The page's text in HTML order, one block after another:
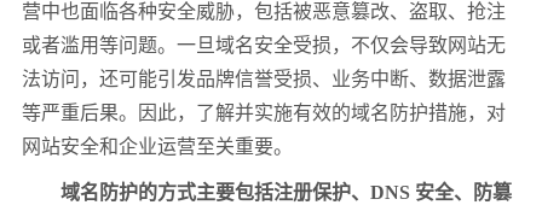
营中也面临各种安全威胁，包括被恶意篡改、盗取、抢注
或者滥用等问题。一旦域名安全受损，不仅会导致网站无
法访问，还可能引发品牌信誉受损、业务中断、数据泄露
等严重后果。因此，了解并实施有效的域名防护措施，对
网站安全和企业运营至关重要。
域名防护的方式主要包括注册保护、DNS 安全、防篡